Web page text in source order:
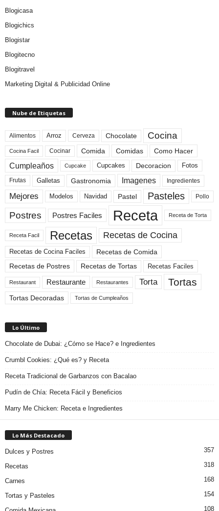
Blogicasa
Blogichics
Blogistar
Blogitecno
Blogitravel
Marketing Digital & Publicidad Online
Nube de Etiquetas
Alimentos Arroz Cerveza Chocolate Cocina
Cocina Facil Cocinar Comida Comidas Como Hacer
Cumpleaños Cupcake Cupcakes Decoracion Fotos
Frutas Galletas Gastronomia Imagenes Ingredientes
Mejores Modelos Navidad Pastel Pasteles Pollo
Postres Postres Faciles Receta Receta de Torta
Receta Facil Recetas Recetas de Cocina
Recetas de Cocina Faciles
Recetas de Comida
Recetas de Postres
Recetas de Tortas Recetas Faciles
Restaurant Restaurante Restaurantes Torta Tortas
Tortas Decoradas Tortas de Cumpleaños
Lo Último
Chocolate de Dubai: ¿Cómo se Hace? e Ingredientes
Crumbl Cookies: ¿Qué es? y Receta
Receta Tradicional de Garbanzos con Bacalao
Pudín de Chía: Receta Fácil y Beneficios
Marry Me Chicken: Receta e Ingredientes
Lo Más Destacado
Dulces y Postres 357
Recetas 318
Carnes 168
Tortas y Pasteles 154
108